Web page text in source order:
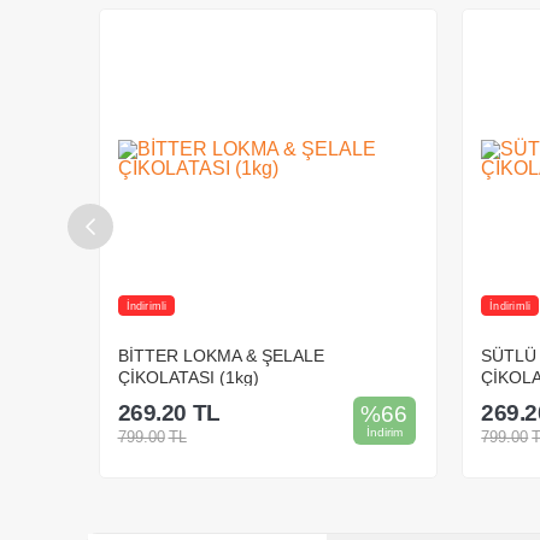
İndirimli
BİTTER LOKMA & ŞELALE
ÇİKOLATASI (1kg)
%66
İndirim
269.20 TL
799.00 TL
İndirimli
SÜTLÜ
799.00